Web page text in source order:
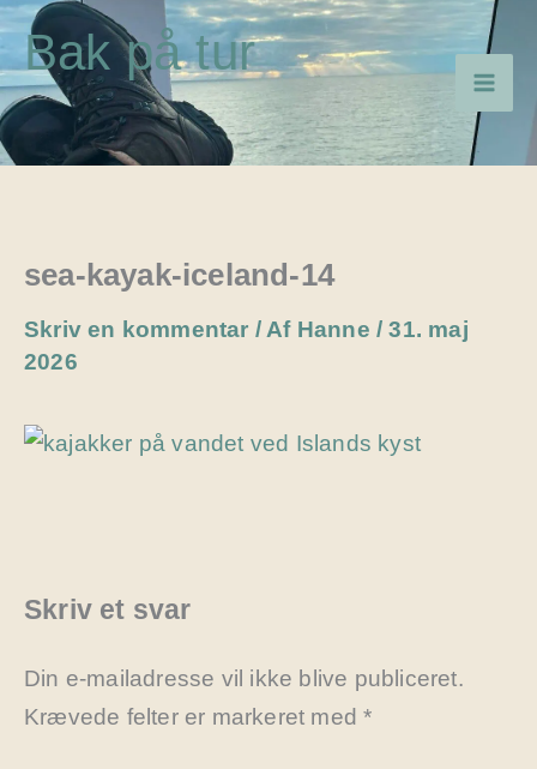
Gå
til
indholdet
Bak på tur
sea-kayak-iceland-14
Skriv en kommentar / Af Hanne/31. maj
2026
Skriv et svar
Din e-mailadresse vil ikke blive publiceret.
Krævede felter er markeret med*